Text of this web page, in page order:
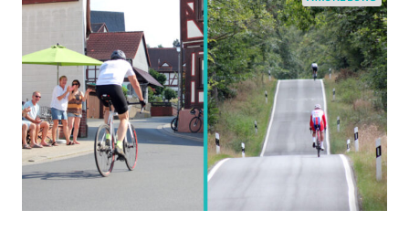
Vereine,
Wohin
am
Wochenende
(WaW)
/